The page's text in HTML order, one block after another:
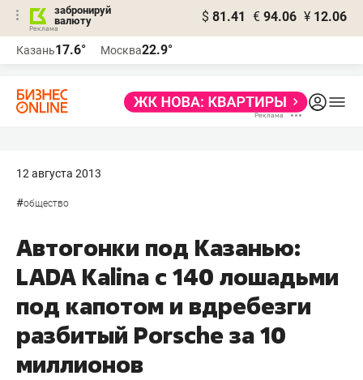
забронируй
валюту
$ 81.41 € 94.06 ¥ 12.06
Казань17.6° Москва22.9°
12 августа 2013
#общество
Автогонки под Казанью:
LADA Kalina с 140 лошадьми
под капотом и вдребезги
разбитый Porsche за 10
миллионов